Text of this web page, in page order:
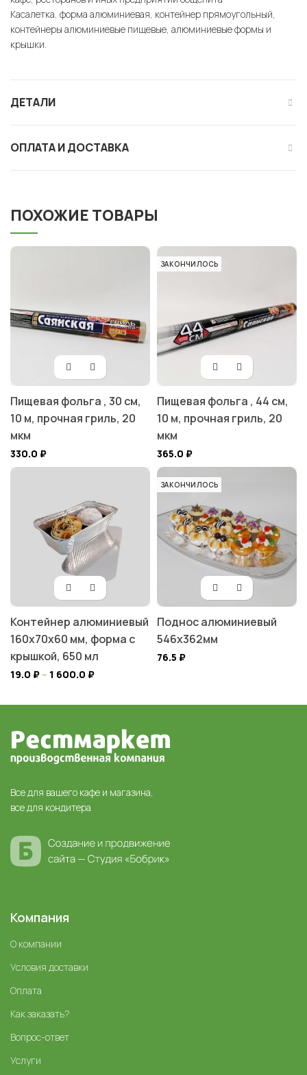
Касалетка, форма алюминиевая, контейнер прямоугольный,
контейнеры алюминиевые пищевые, алюминиевые формы и
крышки.
ДЕТАЛИ
ОПЛАТА И ДОСТАВКА
ПОХОЖИЕ ТОВАРЫ
Пищевая фольга , 30 см,
10 м, прочная гриль, 20
мкм
330.0 ₽
ЗАКОНЧИЛОСЬ
Пищевая фольга , 44 см,
10 м, прочная гриль, 20
мкм
365.0 ₽
Контейнер алюминиевый
160х70х60 мм, форма с
крышкой, 650 мл
19.0 ₽– 1 600.0 ₽
ЗАКОНЧИЛОСЬ
Поднос алюминиевый
546х362мм
76.5 ₽
Все для вашего кафе и магазина,
все для кондитера
Компания
О компании
Условия доставки
Оплата
Как заказать?
Вопрос-ответ
Услуги